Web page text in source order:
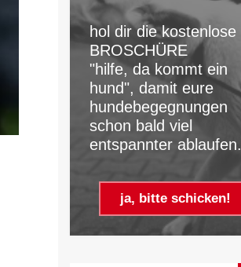
hol dir die kostenlose
BROSCHÜRE
"hilfe, da kommt ein
hund", damit eure
hundebegegnungen
schon bald viel
entspannter ablaufen.
ja, bitte schicken!